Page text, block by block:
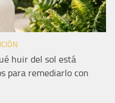
huir del sol está
para remediarlo con